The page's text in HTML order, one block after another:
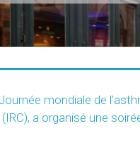
mondiale de
a organisé une